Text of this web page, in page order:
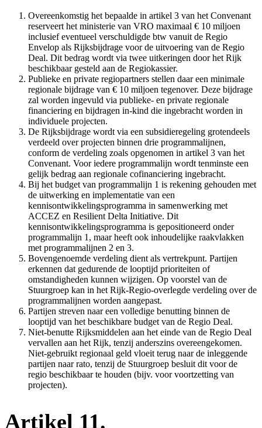
Overeenkomstig het bepaalde in artikel 3 van het Convenant
reserveert het ministerie van VRO maximaal € 10 miljoen
inclusief eventueel verschuldigde btw vanuit de Regio
Envelop als Rijksbijdrage voor de uitvoering van de Regio
Deal. Dit bedrag wordt via twee uitkeringen door het Rijk
beschikbaar gesteld aan de Regiokassier.
Publieke en private regiopartners stellen daar een minimale
regionale bijdrage van € 10 miljoen tegenover. Deze bijdrage
zal worden ingevuld via publieke- en private regionale
financiering en bijdragen in-kind die ingebracht worden in
individuele projecten.
De Rijksbijdrage wordt via een subsidieregeling grotendeels
verdeeld over projecten binnen drie programmalijnen,
conform de verdeling zoals opgenomen in artikel 3 van het
Convenant. Voor iedere programmalijn wordt tenminste een
gelijk bedrag aan regionale cofinanciering ingebracht.
Bij het budget van programmalijn 1 is rekening gehouden met
de uitwerking en implementatie van een
kennisontwikkelingsprogramma in samenwerking met
ACCEZ en Resilient Delta Initiative. Dit
kennisontwikkelingsprogramma is gepositioneerd onder
programmalijn 1, maar heeft ook inhoudelijke raakvlakken
met programmalijnen 2 en 3.
Bovengenoemde verdeling dient als vertrekpunt. Partijen
erkennen dat gedurende de looptijd prioriteiten of
omstandigheden kunnen wijzigen. Op voorstel van de
Stuurgroep kan in het Rijk-Regio-overlegde verdeling over de
programmalijnen worden aangepast.
Partijen streven naar een volledige benutting binnen de
looptijd van het beschikbare budget van de Regio Deal.
Niet-benutte Rijksmiddelen aan het einde van de Regio Deal
vervallen aan het Rijk, tenzij anderszins overeengekomen.
Niet-gebruikt regionaal geld vloeit terug naar de inleggende
partijen naar rato, tenzij de Stuurgroep besluit dit voor de
regio beschikbaar te houden (bijv. voor voortzetting van
projecten).
Artikel 11.